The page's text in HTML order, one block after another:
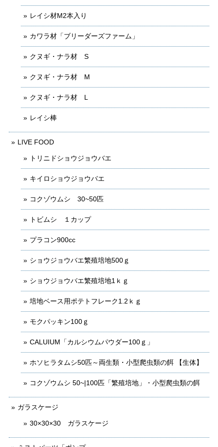
レイシ材M2本入り
カワラ材「ブリーダーズファーム」
クヌギ・ナラ材 S
クヌギ・ナラ材 M
クヌギ・ナラ材 L
レイシ棒
LIVE FOOD
トリニドショウジョウバエ
キイロショウジョウバエ
コクゾウムシ 30~50匹
トビムシ １カップ
プラコン900cc
ショウジョウバエ繁殖培地500ｇ
ショウジョウバエ繁殖培地1ｋｇ
培地ベース用ポテトフレーク1.2ｋｇ
モクパッキン100ｇ
CALUIUM「カルシウムパウダー100ｇ」
ホソヒラタムシ50匹～両生類・小型爬虫類の餌 【生体】
コクゾウムシ 50~|100匹「繁殖培地」・小型爬虫類の餌
ガラスケージ
30×30×30 ガラスケージ